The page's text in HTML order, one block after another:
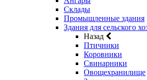
Склады
Промышленные здания
Здания для сельского
Назад
Птичники
Коровники
Свинарники
Овощехранилище